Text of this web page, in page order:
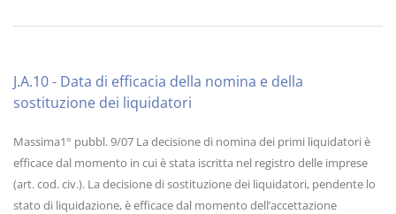
J.A.10 - Data di efficacia della nomina e della
sostituzione dei liquidatori
Massima1° pubbl. 9/07 La decisione di nomina dei primi liquidatori è
efficace dal momento in cui è stata iscritta nel registro delle imprese
(art. cod. civ.). La decisione di sostituzione dei liquidatori, pendente lo
stato di liquidazione, è efficace dal momento dell’accettazione